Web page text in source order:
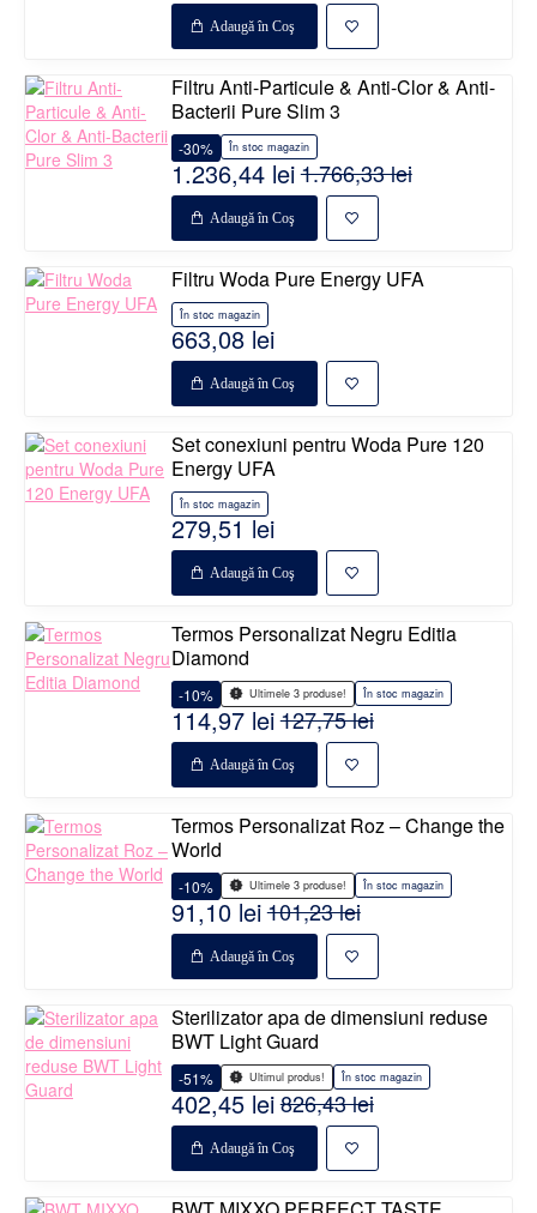
Adaugă în Coş
Filtru Anti-Particule & Anti-Clor & Anti-
Bacterii Pure Slim 3
În stoc magazin
-30%
1.236,44 lei1.766,33 lei
Adaugă în Coş
Filtru Woda Pure Energy UFA
În stoc magazin
663,08 lei
Adaugă în Coş
Set conexiuni pentru Woda Pure 120
Energy UFA
În stoc magazin
279,51 lei
Adaugă în Coş
Termos Personalizat Negru Editia
Diamond
Ultimele 3 produse! În stoc magazin
-10%
114,97 lei127,75 lei
Adaugă în Coş
Termos Personalizat Roz – Change the
World
Ultimele 3 produse! În stoc magazin
-10%
91,10 lei101,23 lei
Adaugă în Coş
Sterilizator apa de dimensiuni reduse
BWT Light Guard
Ultimul produs! În stoc magazin
-51%
402,45 lei826,43 lei
Adaugă în Coş